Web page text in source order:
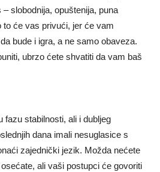
slobodnija, opuštenija, puna
to će vas privući, jer će vam
bude i igra, a ne samo obaveza.
ubrzo ćete shvatiti da vam baš
fazu stabilnosti, ali i dubljeg
dana imali nesuglasice s
zajednički jezik. Možda nećete
ali vaši postupci će govoriti